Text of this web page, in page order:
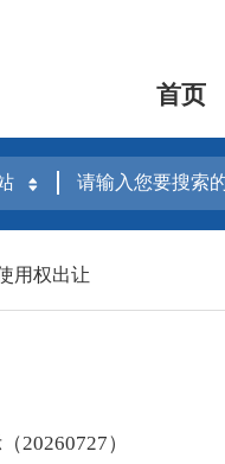
首页
用权出让
20260727）